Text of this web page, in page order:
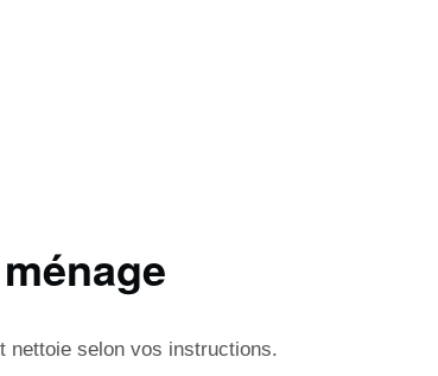
nettoie selon vos instructions.